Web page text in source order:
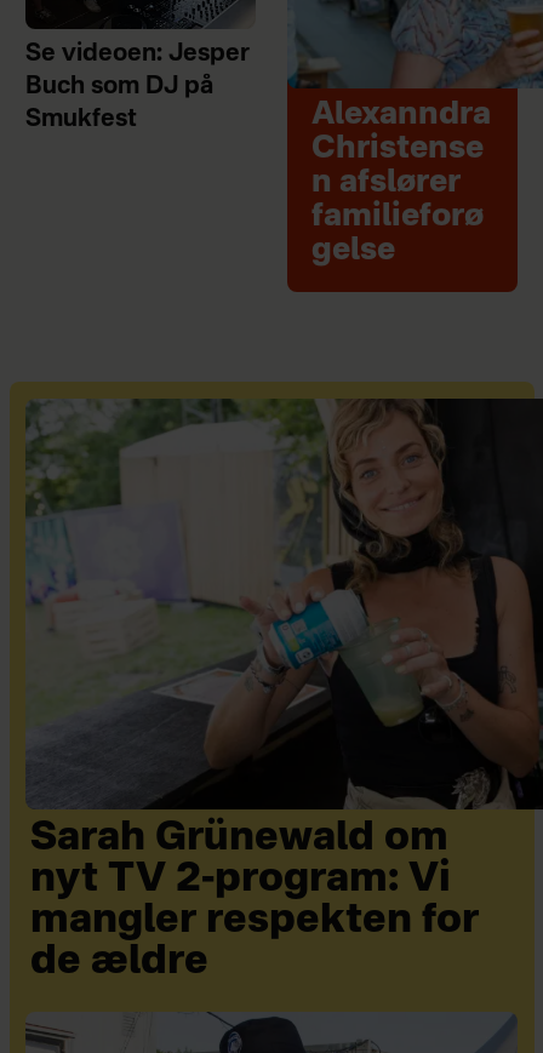
Se videoen: Jesper
Buch som DJ på
Smukfest
Alexanndra
Christense
n afslører
familieforø
gelse
Sarah Grünewald om
nyt TV 2-program: Vi
mangler respekten for
de ældre